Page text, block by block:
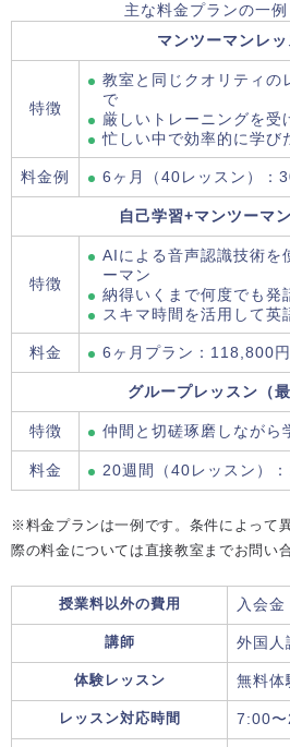
主な料金プランの一例
マンツーマンレ
特徴
教室と同じクオリティの
で
厳しいトレーニングを受
忙しい中で効率的に学び
料金例 6ヶ月（40レッスン）：
自己学習+マンツーマ
特徴
AIによる音声認識技術を
ーマン
納得いくまで何度でも発
スキマ時間を活用して英
料金 6ヶ月プラン：118,800
グループレッスン（最
特徴 仲間と切磋琢磨しながら
料金 20週間（40レッスン）
※料金プランは一例です。条件によって
際の料金については直接教室までお問い
授業料以外の費用 入会
講師 外国人
体験レッスン 無料体
レッスン対応時間 7:00